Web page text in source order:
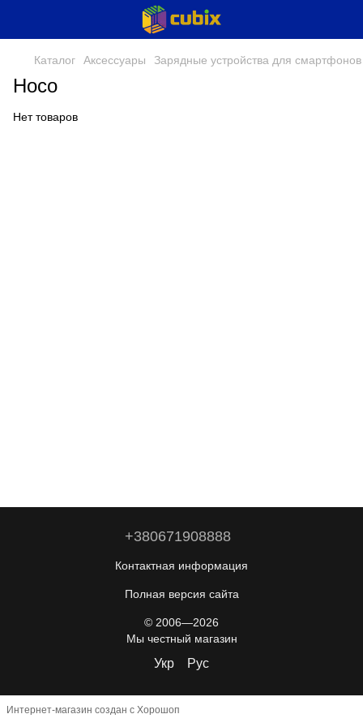
Каталог Аксессуары Зарядные устройства для
Hoco
Нет товаров
+380671908888
Контактная информация
Полная версия сайта
© 2006—2026
Мы честный магазин
Укр Рус
Интернет-магазин создан с Хорошоп